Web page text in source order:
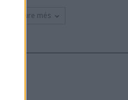
Veure més